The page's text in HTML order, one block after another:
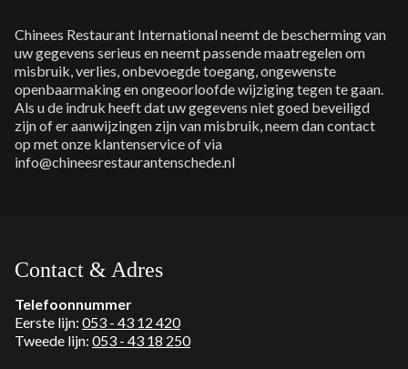
Chinees Restaurant International neemt de bescherming van
uw gegevens serieus en neemt passende maatregelen om
misbruik, verlies, onbevoegde toegang, ongewenste
openbaarmaking en ongeoorloofde wijziging tegen te gaan.
Als u de indruk heeft dat uw gegevens niet goed beveiligd
zijn of er aanwijzingen zijn van misbruik, neem dan contact
op met onze klantenservice of via
info@chineesrestaurantenschede.nl
Contact & Adres
Telefoonnummer
Eerste lijn: 053 - 43 12 420
Tweede lijn: 053 - 43 18 250